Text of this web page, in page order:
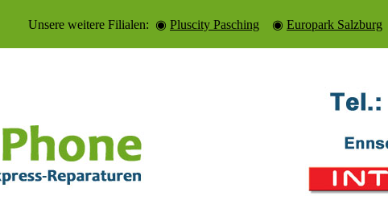
Unsere weitere Filialen: ◉ Pluscity Pasching ◉ Europark Salzburg